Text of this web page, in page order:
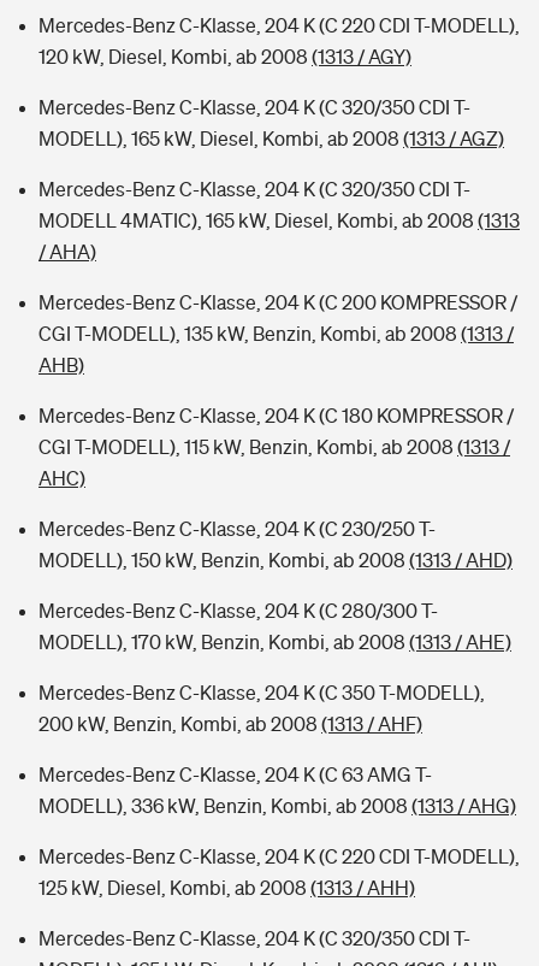
Mercedes-Benz C-Klasse, 204 K (C 220 CDI T-MODELL),
120 kW, Diesel, Kombi, ab 2008 (1313 / AGY)
Mercedes-Benz C-Klasse, 204 K (C 320/350 CDI T-
MODELL), 165 kW, Diesel, Kombi, ab 2008 (1313 / AGZ)
Mercedes-Benz C-Klasse, 204 K (C 320/350 CDI T-
MODELL 4MATIC), 165 kW, Diesel, Kombi, ab 2008 (1313
/ AHA)
Mercedes-Benz C-Klasse, 204 K (C 200 KOMPRESSOR /
CGI T-MODELL), 135 kW, Benzin, Kombi, ab 2008 (1313 /
AHB)
Mercedes-Benz C-Klasse, 204 K (C 180 KOMPRESSOR /
CGI T-MODELL), 115 kW, Benzin, Kombi, ab 2008 (1313 /
AHC)
Mercedes-Benz C-Klasse, 204 K (C 230/250 T-
MODELL), 150 kW, Benzin, Kombi, ab 2008 (1313 / AHD)
Mercedes-Benz C-Klasse, 204 K (C 280/300 T-
MODELL), 170 kW, Benzin, Kombi, ab 2008 (1313 / AHE)
Mercedes-Benz C-Klasse, 204 K (C 350 T-MODELL),
200 kW, Benzin, Kombi, ab 2008 (1313 / AHF)
Mercedes-Benz C-Klasse, 204 K (C 63 AMG T-
MODELL), 336 kW, Benzin, Kombi, ab 2008 (1313 / AHG)
Mercedes-Benz C-Klasse, 204 K (C 220 CDI T-MODELL),
125 kW, Diesel, Kombi, ab 2008 (1313 / AHH)
Mercedes-Benz C-Klasse, 204 K (C 320/350 CDI T-